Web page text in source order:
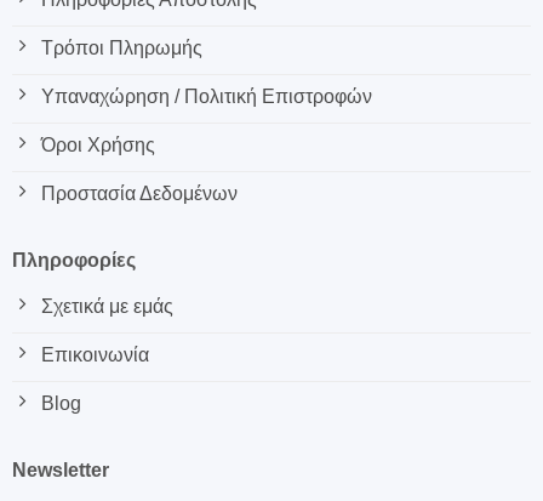
Τρόποι Πληρωμής
Υπαναχώρηση / Πολιτική Επιστροφών
Όροι Χρήσης
Προστασία Δεδομένων
Πληροφορίες
Σχετικά με εμάς
Επικοινωνία
Blog
Newsletter